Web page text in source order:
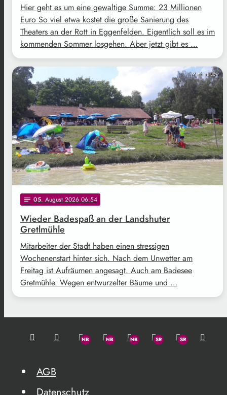
Hier geht es um eine gewaltige Summe: 23 Millionen
Euro So viel etwa kostet die große Sanierung des
Theaters an der Rott in Eggenfelden. Eigentlich soll es im
kommenden Sommer losgehen. Aber jetzt gibt es …
Matthias Löw
notes 05. August 2026 06:54
Wieder Badespaß an der Landshuter
Gretlmühle
Mitarbeiter der Stadt haben einen stressigen
Wochenenstart hinter sich. Nach dem Unwetter am
Freitag ist Aufräumen angesagt. Auch am Badesee
Gretmühle. Wegen entwurzelter Bäume und …
AGB